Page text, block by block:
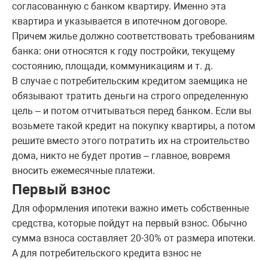
согласованную с банком квартиру. Именно эта
квартира и указывается в ипотечном договоре.
Причем жилье должно соответствовать требованиям
банка: они относятся к году постройки, текущему
состоянию, площади, коммуникациям и т. д.
В случае с потребительским кредитом заемщика не
обязывают тратить деньги на строго определенную
цель – и потом отчитываться перед банком. Если вы
возьмете такой кредит на покупку квартиры, а потом
решите вместо этого потратить их на строительство
дома, никто не будет против – главное, вовремя
вносить ежемесячные платежи.
Первый взнос
Для оформления ипотеки важно иметь собственные
средства, которые пойдут на первый взнос. Обычно
сумма взноса составляет 20-30% от размера ипотеки.
А для потребительского кредита взнос не